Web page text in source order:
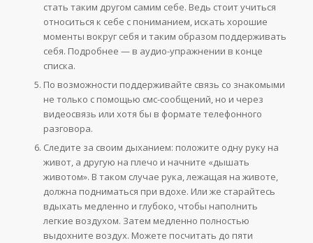
стать таким другом самим себе. Ведь стоит учиться
относиться к себе с пониманием, искать хорошие
моменты вокруг себя и таким образом поддерживать
себя. Подробнее — в аудио-упражнении в конце
списка.
По возможности поддерживайте связь со знакомыми
не только с помощью смс-сообщений, но и через
видеосвязь или хотя бы в формате телефонного
разговора.
Следите за своим дыханием: положите одну руку на
живот, а другую на плечо и начните «дышать
животом». В таком случае рука, лежащая на животе,
должна подниматься при вдохе. Или же старайтесь
вдыхать медленно и глубоко, чтобы наполнить
легкие воздухом. Затем медленно полностью
выдохните воздух. Можете посчитать до пяти